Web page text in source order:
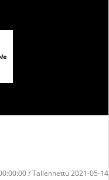
/ Tallennettu 2021-05-14